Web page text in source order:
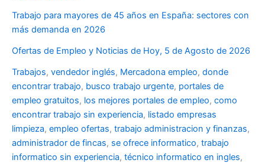
Trabajo para mayores de 45 años en España: sectores con
más demanda en 2026
Ofertas de Empleo y Noticias de Hoy, 5 de Agosto de 2026
Trabajos, vendedor inglés, Mercadona empleo, donde
encontrar trabajo, busco trabajo urgente, portales de
empleo gratuitos, los mejores portales de empleo, como
encontrar trabajo sin experiencia, listado empresas
limpieza, empleo ofertas, trabajo administracion y finanzas,
administrador de fincas, se ofrece informatico, trabajo
informatico sin experiencia, técnico informatico en ingles,